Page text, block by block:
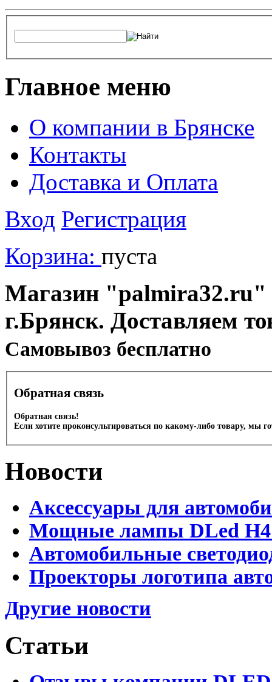
Главное меню
О компании в Брянске
Контакты
Доставка и Оплата
Вход Регистрация
Корзина: пуста
Магазин "palmira32.ru"
г.Брянск. Доставляем
Cамовывоз бесплатно
Обратная связь
Обратная связь!
Если хотите проконсультироваться по какому-либо товару, мы
Новости
Аксессуары для
Мощные лампы DLed H4
Автомобильные
Проекторы логотипа
Другие новости
Статьи